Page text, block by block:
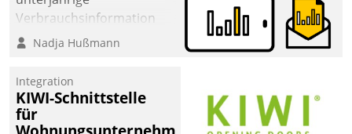
Verbrauchsinformation
schnell, zuverlässig und
Die monatlichen
Mitteilungen zum
Heizungs- und
Nadja Hußmann
Integration
KIWI-Schnittstelle
für